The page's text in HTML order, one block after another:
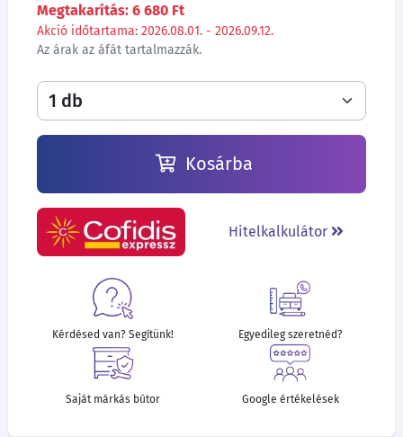
Megtakarítás: 6 680 Ft
Akció időtartama: 2026.08.01. - 2026.09.12.
Az árak az áfát tartalmazzák.
Kosárba
Hitelkalkulátor
Kérdésed van? Segítünk! Egyedileg szeretnéd?
Saját márkás bútor Google értékelések